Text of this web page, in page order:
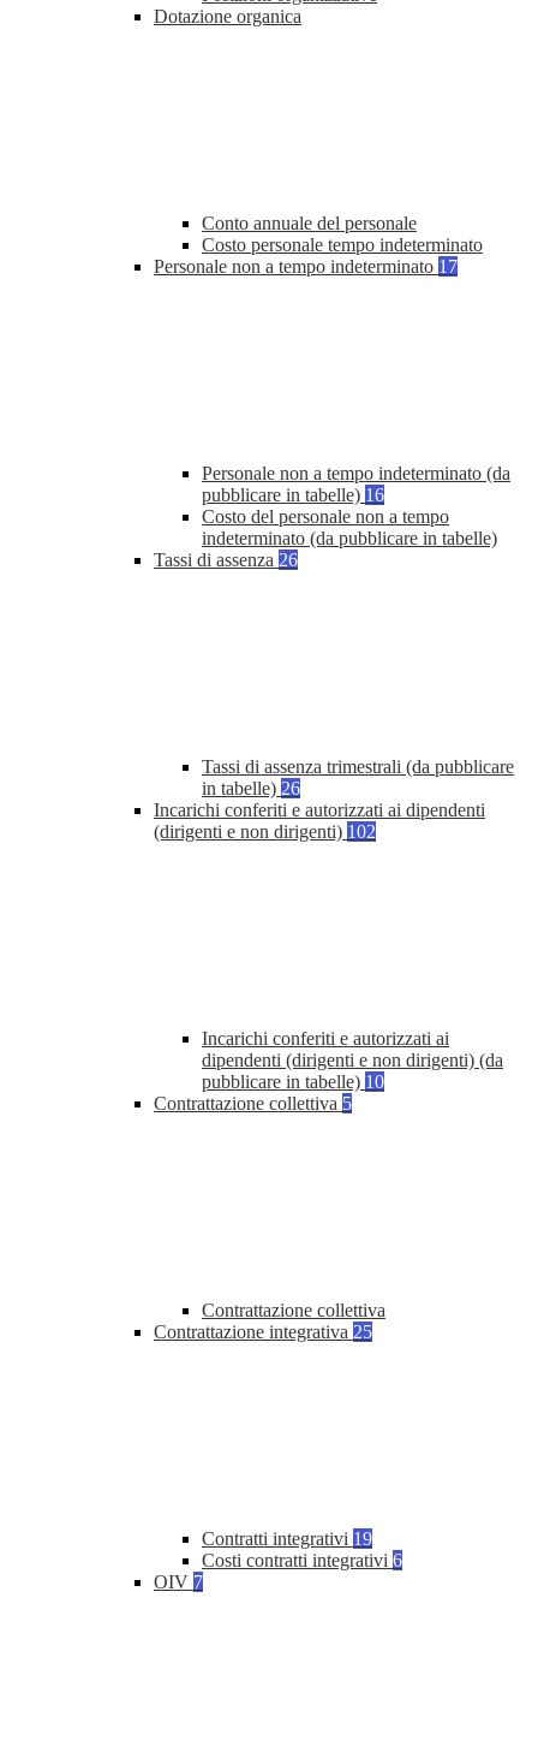
Dotazione organica
Conto annuale del personale
Costo personale tempo indeterminato
Personale non a tempo indeterminato 17
Personale non a tempo indeterminato (da
pubblicare in tabelle) 16
Costo del personale non a tempo
indeterminato (da pubblicare in tabelle)
Tassi di assenza 26
Tassi di assenza trimestrali (da pubblicare
in tabelle) 26
Incarichi conferiti e autorizzati ai dipendenti
(dirigenti e non dirigenti) 102
Incarichi conferiti e autorizzati ai
dipendenti (dirigenti e non dirigenti) (da
pubblicare in tabelle) 10
Contrattazione collettiva 5
Contrattazione collettiva
Contrattazione integrativa 25
Contratti integrativi 19
Costi contratti integrativi 6
OIV 7